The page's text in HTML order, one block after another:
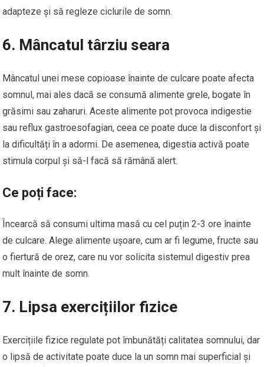
adapteze și să regleze ciclurile de somn.
6. Mâncatul târziu seara
Mâncatul unei mese copioase înainte de culcare poate afecta
somnul, mai ales dacă se consumă alimente grele, bogate în
grăsimi sau zaharuri. Aceste alimente pot provoca indigestie
sau reflux gastroesofagian, ceea ce poate duce la disconfort și
la dificultăți în a adormi. De asemenea, digestia activă poate
stimula corpul și să-l facă să rămână alert.
Ce poți face:
Încearcă să consumi ultima masă cu cel puțin 2-3 ore înainte
de culcare. Alege alimente ușoare, cum ar fi legume, fructe sau
o fiertură de orez, care nu vor solicita sistemul digestiv prea
mult înainte de somn.
7. Lipsa exercițiilor fizice
Exercițiile fizice regulate pot îmbunătăți calitatea somnului, dar
o lipsă de activitate poate duce la un somn mai superficial și